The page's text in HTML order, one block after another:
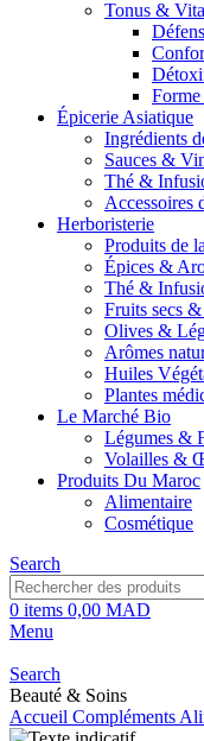
Tonus &
Épicerie Asiatique
Ingrédients
Sauces &
Thé &
Accessoires
Herboristerie
Produits de
Épices &
Thé &
Fruits secs
Olives &
Arômes
Huiles
Plantes
Le Marché Bio
Légumes &
Volailles &
Produits Du Maroc
Alimentaire
Cosmétique
Search
0 items 0,00 MAD
Menu
Search
Beauté & Soins
Accueil Compléments